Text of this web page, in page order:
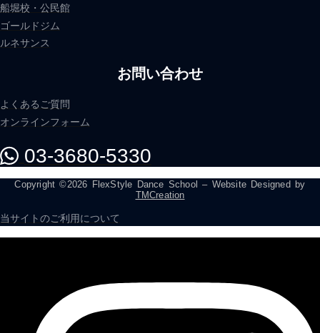
船堀校・公民館
ゴールドジム
ルネサンス
お問い合わせ
よくあるご質問
オンラインフォーム
03-3680-5330
Copyright ©2026 FlexStyle Dance School – Website Designed by
TMCreation
当サイトのご利用について